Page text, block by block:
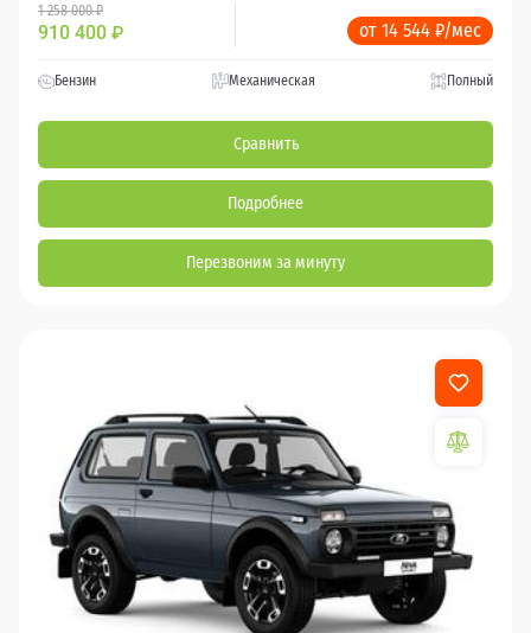
1 258 000 ₽
910 400 ₽ от 14 544 ₽/мес
Бензин Механическая Полный
Сравнить
Подробнее
Перезвоним за минуту